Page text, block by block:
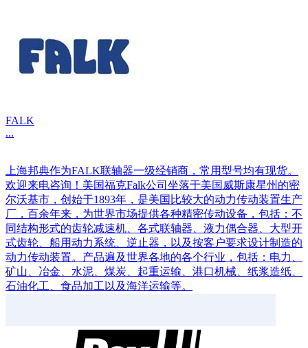
FALK
...
上海邦典作为FALK联轴器一级经销商，常用型号均有现货。
欢迎来电咨询！美国福克Falk公司坐落于美国威斯康星州的密
尔沃基市，创始于1893年，是美国比较大的动力传动装置生产
厂，百余年来，为世界市场提供各种精密传动设备，包括：不
同结构形式的齿轮减速机、各式联轴器、液力偶合器、大型开
式齿轮、船用动力系统、逆止器，以及按客户要求设计制造的
动力传动装置。产品遍及世界各地的各个行业，包括：电力、
矿山、冶金、水泥、煤炭、起重运输、港口机械、纸浆造纸、
石油化工、食品加工以及海洋运输等。